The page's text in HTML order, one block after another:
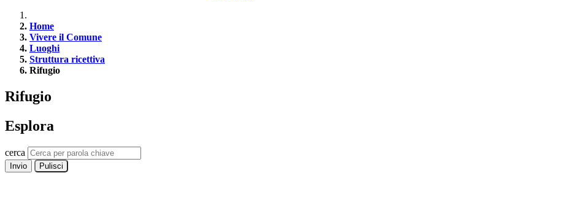
Home
Vivere il Comune
Luoghi
Struttura ricettiva
Rifugio
Rifugio
Esplora
cerca
Invio Pulisci